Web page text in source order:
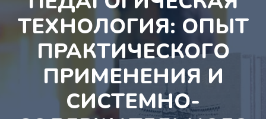
ТЕХНОЛОГИЯ: ОПЫТ
ПРАКТИЧЕСКОГО
ПРИМЕНЕНИЯ И
СИСТЕМНО-